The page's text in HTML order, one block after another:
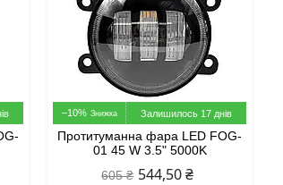
–10% Залишилось 17 днів
Протитуманна фара LED FOG-
01 45 W 3.5" 5000K
605 ₴ 544,50 ₴